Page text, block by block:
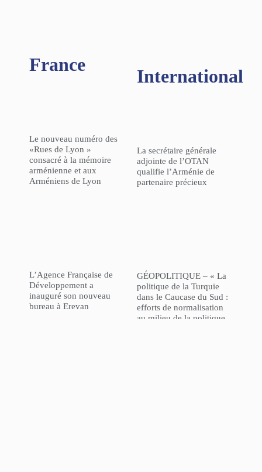
France
Le nouveau numéro des
«Rues de Lyon »
consacré à la mémoire
arménienne et aux
Arméniens de Lyon
L’Agence Française de
Développement a
inauguré son nouveau
bureau à Erevan
International
La secrétaire générale
adjointe de l’OTAN
qualifie l’Arménie de
partenaire précieux
GÉOPOLITIQUE – « La
politique de la Turquie
dans le Caucase du Sud :
efforts de normalisation
au milieu de la politique